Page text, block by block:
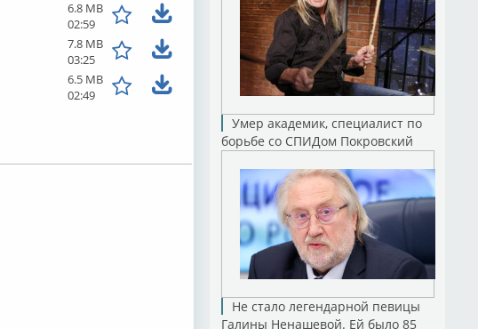
6.8 MB
02:59
7.8 MB
03:25
6.5 MB
02:49
Умер академик, специалист по
борьбе со СПИДом Покровский
Не стало легендарной певицы
Галины Ненашевой. Ей было 85